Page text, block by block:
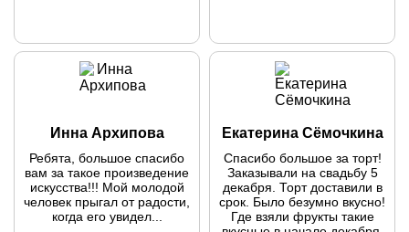
Инна Архипова
Ребята, большое спасибо
вам за такое произведение
искусства!!! Мой молодой
человек прыгал от радости,
когда его увидел...
Екатерина Сёмочкина
Спасибо большое за торт!
Заказывали на свадьбу 5
декабря. Торт доставили в
срок. Было безумно вкусно!
Где взяли фрукты такие